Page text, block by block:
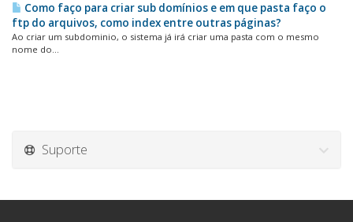
Como faço para criar sub domínios e em que pasta faço o
ftp do arquivos, como index entre outras páginas?
Ao criar um subdominio, o sistema já irá criar uma pasta com o mesmo
nome do...
Suporte